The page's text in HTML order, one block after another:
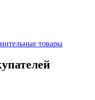
товары